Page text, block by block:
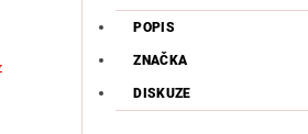
POPIS
ZNAČKA
DISKUZE